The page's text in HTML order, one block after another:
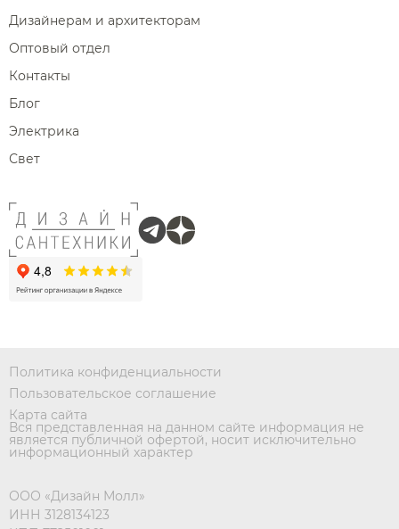
Дизайнерам и архитекторам
Оптовый отдел
Контакты
Блог
Электрика
Свет
Политика конфиденциальности
Пользовательское соглашение
Карта сайта
Вся представленная на данном сайте информация не
является публичной офертой, носит исключительно
информационный характер
ООО «Дизайн Молл»
ИНН 3128134123